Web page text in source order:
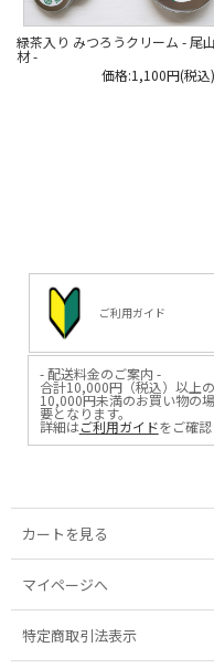
緑茶入り みつろうクリーム - 尾
材 -
価格:1,100円(税込)
ご利用ガイド
- 配送料金のご案内 -
合計10,000円（税込）以上
10,000円未満のお買い物の
要となります。
詳細はご利用ガイドをご確認
カートを見る
マイページへ
特定商取引法表示